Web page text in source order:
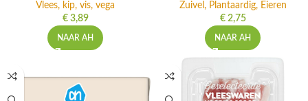
Vlees, kip, vis, vega
€3,89
NAAR AH
Zuivel, Plantaardig, Eieren
€2,75
NAAR AH